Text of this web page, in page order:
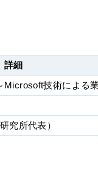
詳細
技術による
究所代表）